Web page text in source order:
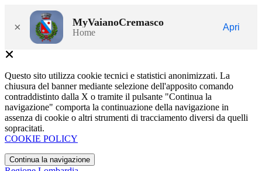
× MyVaianoCremasco
Home
Apri
Questo sito utilizza cookie tecnici e statistici anonimizzati. La
chiusura del banner mediante selezione dell'apposito comando
contraddistinto dalla X o tramite il pulsante "Continua la
navigazione" comporta la continuazione della navigazione in
assenza di cookie o altri strumenti di tracciamento diversi da quelli
sopracitati.
COOKIE POLICY
Continua la navigazione